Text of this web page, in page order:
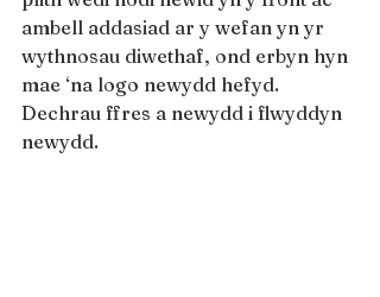
ambell addasiad ar y wefan yn yr
wythnosau diwethaf, ond erbyn hyn
mae ‘na logo newydd hefyd.
Dechrau ffres a newydd i flwyddyn
newydd.